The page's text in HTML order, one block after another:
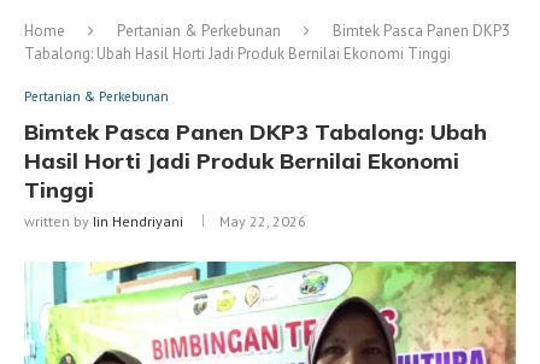
Home Pertanian & Perkebunan
Bimtek Pasca Panen DKP3
Tabalong: Ubah Hasil Horti Jadi Produk Bernilai Ekonomi Tinggi
Pertanian & Perkebunan
Bimtek Pasca Panen DKP3 Tabalong: Ubah
Hasil Horti Jadi Produk Bernilai Ekonomi
Tinggi
written by Iin Hendriyani May 22, 2026